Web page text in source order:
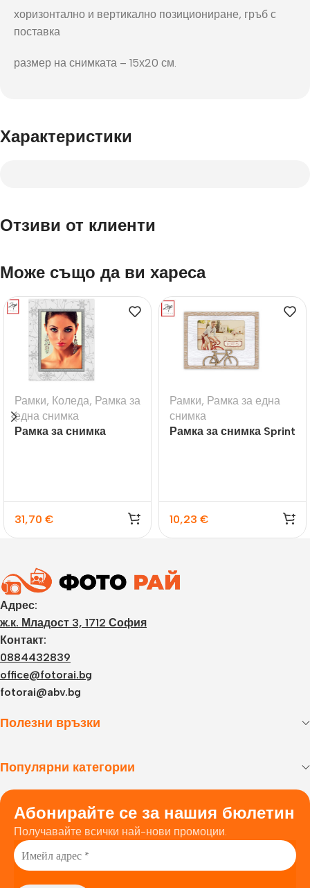
хоризонтално и вертикално позициониране, гръб с
поставка
размер на снимката – 15х20 см.
Характеристики
Отзиви от клиенти
Може също да ви хареса
Рамки, Коледа, Рамка за
една снимка
Рамка за снимка
31,70 €
Рамки, Рамка за една
снимка
Рамка за снимка Sprint
10,23 €
Адрес:
ж.к. Младост 3, 1712 София
Контакт:
0884432839
office@fotorai.bg
fotorai@abv.bg
Полезни връзки
Популярни категории
Абонирайте се за нашия бюлетин
Получавайте всички най-нови промоции.